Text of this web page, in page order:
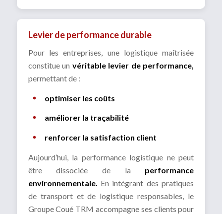
Levier de performance durable
Pour les entreprises, une logistique maîtrisée
constitue un véritable levier de performance,
permettant de :
optimiser les coûts
améliorer la traçabilité
renforcer la satisfaction client
Aujourd’hui, la performance logistique ne peut
être dissociée de la performance
environnementale. En intégrant des pratiques
de transport et de logistique responsables, le
Groupe Coué TRM accompagne ses clients pour